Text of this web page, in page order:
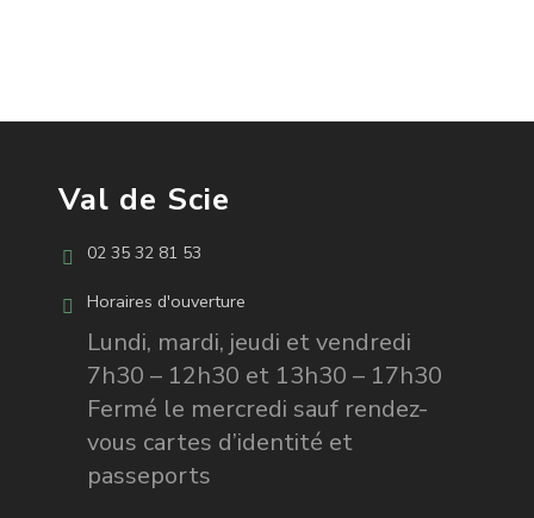
Val de Scie
02 35 32 81 53
Horaires d'ouverture
Lundi, mardi, jeudi et vendredi
7h30 – 12h30 et 13h30 – 17h30
Fermé le mercredi sauf rendez-
vous cartes d’identité et
passeports